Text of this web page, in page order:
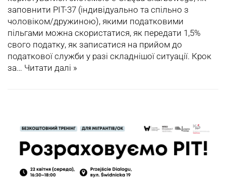
заповнити PIT-37 (індивідуально та спільно з
чоловіком/дружиною), якими податковими
пільгами можна скористатися, як передати 1,5%
свого податку, як записатися на прийом до
податкової служби у разі складнішої ситуації. Крок
за… Читати далі »